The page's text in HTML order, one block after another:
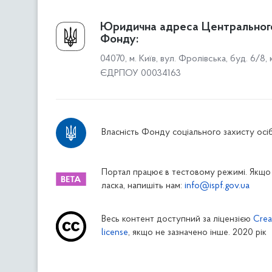
Про Фонд
Керівництво
Структура Фонду
Територіальні відділення
Дніпропетровське відділення
Житомирське відділення
Закарпатське відділення
Запорізьке відділення
Івано-Франківське відділення
Юридична адреса
Фонду:
04070, м. Київ, вул. Фролівська, буд. 6/8,
ЄДРПОУ 00034163
Власність Фонду соціального захисту осіб
Портал працює в тестовому режимі. Якщо
ласка, напишіть нам: info@ispf.gov.ua
Весь контент доступний за ліцензією
license, якщо не зазначено інше. 2020 рік